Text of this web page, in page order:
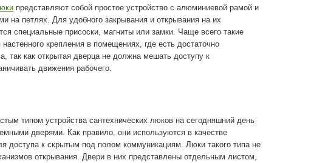
представляют собой простое устройство с алюминиевой рамой и
на петлях. Для удобного закрывания и открывания на их
специальные присоски, магниты или замки. Чаще всего такие
крепления в помещениях, где есть достаточно
так как открытая дверца не должна мешать доступу к
движения рабочего.
типом устройства сантехнических люков на сегодняшний день
дверями. Как правило, они используются в качестве
доступа к скрытым под полом коммуникациям. Люки такого типа не
открывания. Двери в них представлены отдельным листом,